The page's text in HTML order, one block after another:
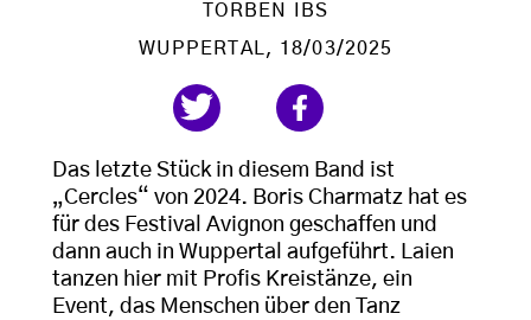
TORBEN IBS
WUPPERTAL
, 18/03/2025
Das letzte Stück in diesem Band ist
„Cercles“ von 2024. Boris Charmatz hat es
für des Festival Avignon geschaffen und
dann auch in Wuppertal aufgeführt. Laien
tanzen hier mit Profis Kreistänze, ein
Event, das Menschen über den Tanz